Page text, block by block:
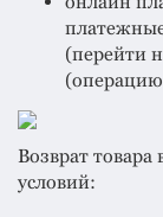
(перейти
(операцию
Возврат
условий: